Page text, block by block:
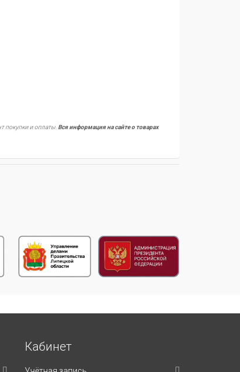
покупки и оплаты. Вся информация на сайте о товарах
Кабинет